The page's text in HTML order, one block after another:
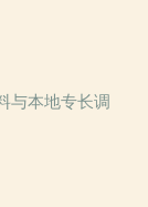
与本地专长调